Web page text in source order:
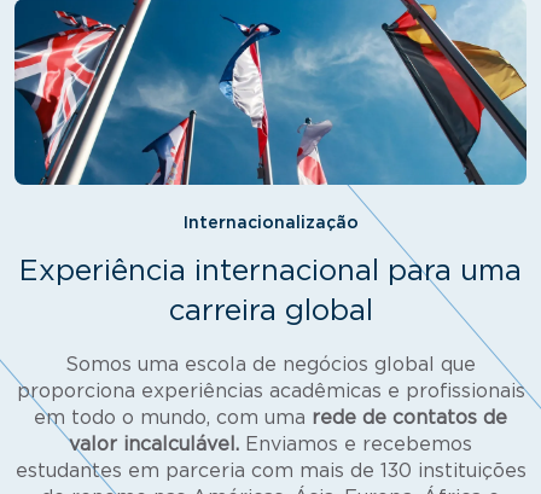
Internacionalização
Experiência internacional para uma
carreira global
Somos uma escola de negócios global que
proporciona experiências acadêmicas e profissionais
em todo o mundo, com uma rede de contatos de
valor incalculável. Enviamos e recebemos
estudantes em parceria com mais de 130 instituições